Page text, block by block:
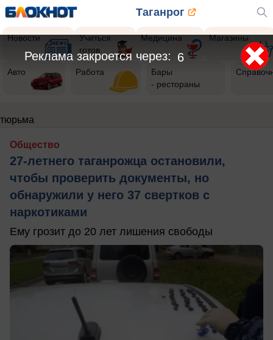
Таганрог
Новости
Учиться
готов
Медицина Магазины
Авто Работа
Бары
- рестораны
тюрьма
Общество
27-летнего таганрожца остановили,
чтобы проверить документы, но
обнаружили у него 37 свертков с
наркотиками
Ему грозит до 20 лет лишения свободы
5
Реклама закроется через: